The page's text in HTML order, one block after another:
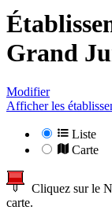
Grand
Modifier
Afficher les
Liste
Carte
Cliquez sur le
carte.